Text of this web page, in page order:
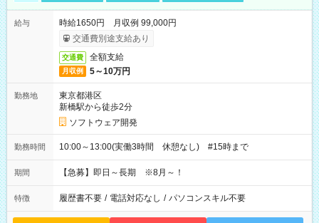
給与
時給1650円 月収例 99,000円
交通費別途支給あり
交通費 全額支給
月収例 5～10万円
勤務地
東京都港区
新橋駅から徒歩2分
ソフトウェア開発
勤務時間 10:00～13:00(実働3時間 休憩なし) #15時まで
期間 【急募】即日～長期 ※8月～！
特徴 履歴書不要 / 電話対応なし / パソコンスキル不要